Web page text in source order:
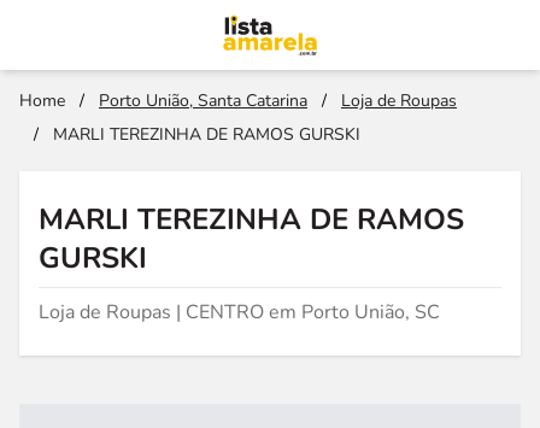
Home / Porto União, Santa Catarina /
Loja de Roupas
/
MARLI TEREZINHA DE RAMOS GURSKI
MARLI TEREZINHA DE RAMOS
GURSKI
Loja de Roupas | CENTRO em Porto União, SC